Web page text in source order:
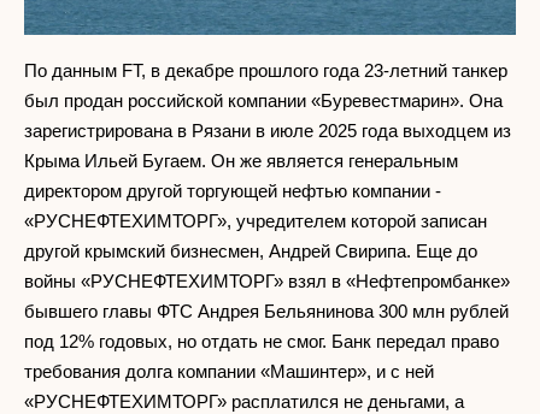
По данным FT, в декабре прошлого года 23-летний танкер
был продан российской компании «Буревестмарин». Она
зарегистрирована в Рязани в июле 2025 года выходцем из
Крыма Ильей Бугаем. Он же является генеральным
директором другой торгующей нефтью компании -
«РУСНЕФТЕХИМТОРГ», учредителем которой записан
другой крымский бизнесмен, Андрей Свирипа. Еще до
войны «РУСНЕФТЕХИМТОРГ» взял в «Нефтепромбанке»
бывшего главы ФТС Андрея Бельянинова 300 млн рублей
под 12% годовых, но отдать не смог. Банк передал право
требования долга компании «Машинтер», и с ней
«РУСНЕФТЕХИМТОРГ» расплатился не деньгами, а